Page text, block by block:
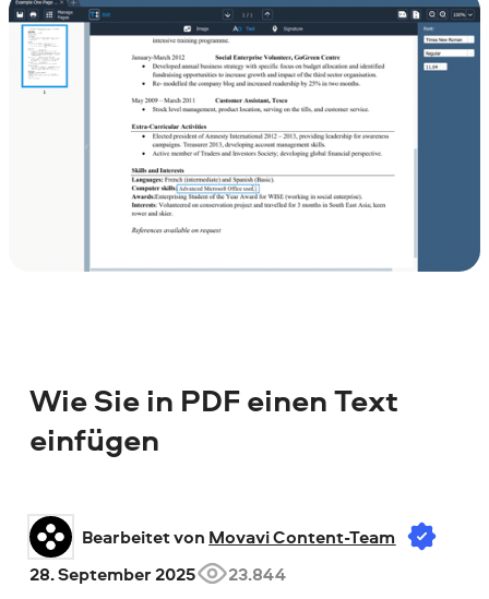
Wie Sie in PDF einen Text
einfügen
Bearbeitet von Movavi Content-Team
28. September 2025
23.844